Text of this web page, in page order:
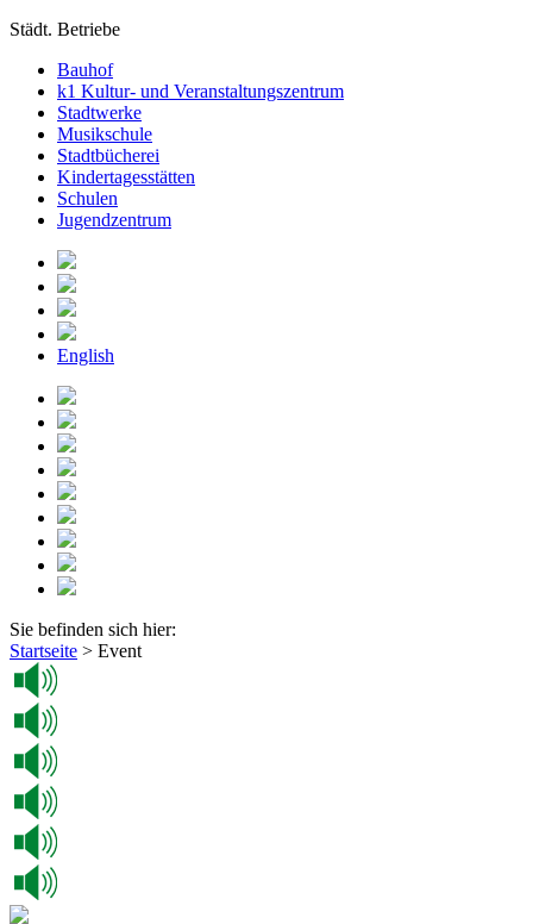
Städt. Betriebe
Bauhof
k1 Kultur- und Veranstaltungszentrum
Stadtwerke
Musikschule
Stadtbücherei
Kindertagesstätten
Schulen
Jugendzentrum
English
Sie befinden sich hier:
Startseite > Event